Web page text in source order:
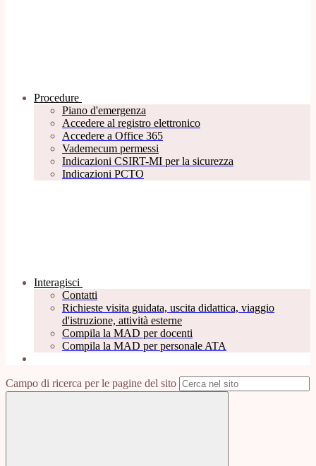
Procedure
Piano d'emergenza
Accedere al registro elettronico
Accedere a Office 365
Vademecum permessi
Indicazioni CSIRT-MI per la sicurezza
Indicazioni PCTO
Interagisci
Contatti
Richieste visita guidata, uscita didattica, viaggio
d'istruzione, attività esterne
Compila la MAD per docenti
Compila la MAD per personale ATA
Campo di ricerca per le pagine del sito